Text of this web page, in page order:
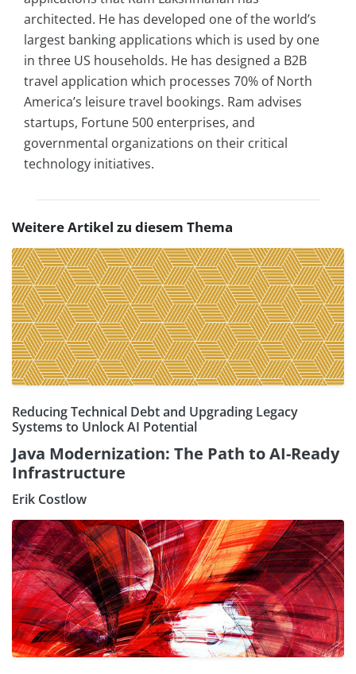
architected. He has developed one of the world’s
largest banking applications which is used by one
in three US households. He has designed a B2B
travel application which processes 70% of North
America’s leisure travel bookings. Ram advises
startups, Fortune 500 enterprises, and
governmental organizations on their critical
technology initiatives.
Weitere Artikel zu diesem Thema
Reducing Technical Debt and Upgrading Legacy
Systems to Unlock AI Potential
Java Modernization: The Path to AI-Ready
Infrastructure
Erik Costlow